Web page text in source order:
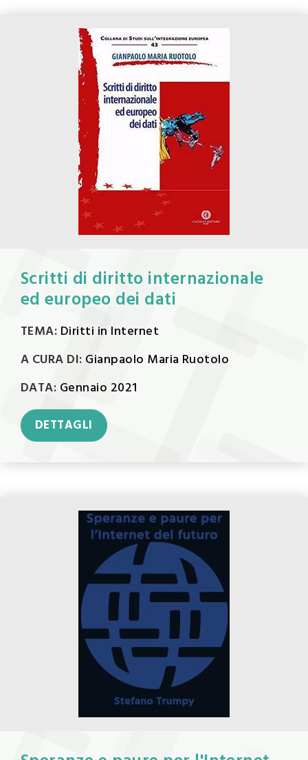
Scritti di diritto internazionale
ed europeo dei dati
TEMA: Diritti in Internet
A CURA DI: Gianpaolo Maria Ruotolo
DATA: Gennaio 2021
DETTAGLI